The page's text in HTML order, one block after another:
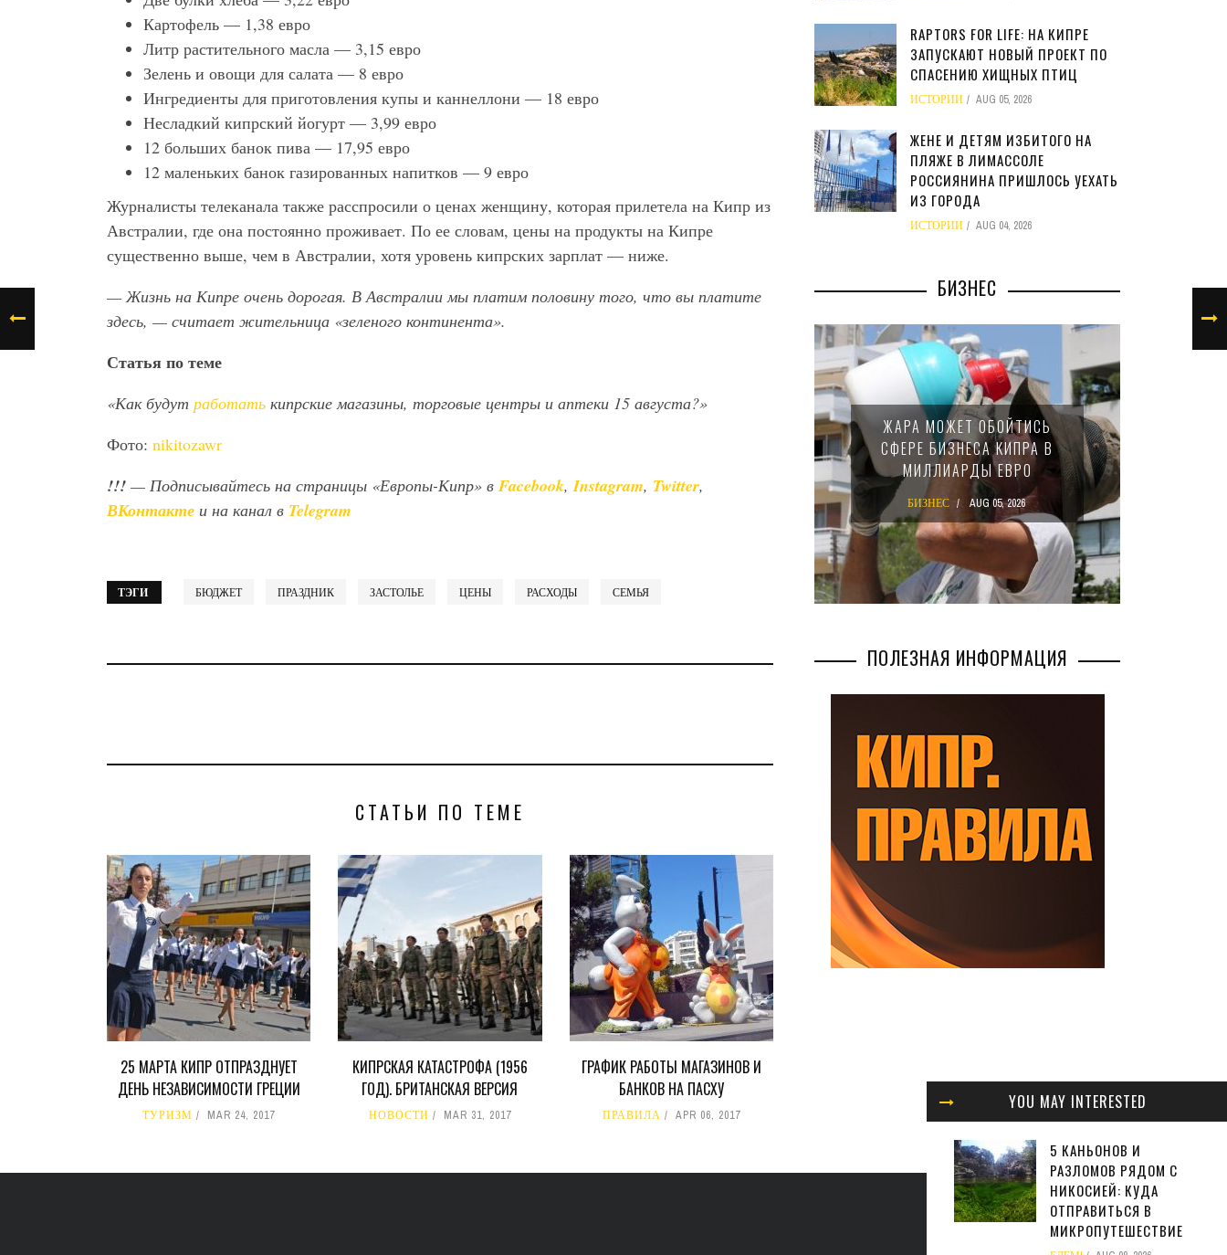
Картофель — 1,38 евро
Литр растительного масла — 3,15 евро
Зелень и овощи для салата — 8 евро
Ингредиенты для приготовления купы и каннеллони — 18 евро
Несладкий кипрский йогурт — 3,99 евро
12 больших банок пива — 17,95 евро
12 маленьких банок газированных напитков — 9 евро
Журналисты телеканала также расспросили о ценах женщину, которая прилетела на Кипр из
Австралии, где она постоянно проживает. По ее словам, цены на продукты на Кипре
существенно выше, чем в Австралии, хотя уровень кипрских зарплат — ниже.
— Жизнь на Кипре очень дорогая. В Австралии мы платим половину того, что вы платите
здесь, — считает жительница «зеленого континента».
Статья по теме
«Как будут работать кипрские магазины, торговые центры и аптеки 15 августа?»
Фото: nikitozawr
!!! — Подписывайтесь на страницы «Европы-Кипр» вFacebook,Instagram, Twitter,
ВКонтакте и на канал в Telegram
ТЭГИ БЮДЖЕТ ПРАЗДНИК ЗАСТОЛЬЕ ЦЕНЫ РАСХОДЫ СЕМЬЯ
СТАТЬИ ПО ТЕМЕ
25 МАРТА КИПР ОТПРАЗДНУЕТ
ДЕНЬ НЕЗАВИСИМОСТИ ГРЕЦИИ
ТУРИЗМ MAR 24, 2017
КИПРСКАЯ КАТАСТРОФА (1956
ГОД). БРИТАНСКАЯ ВЕРСИЯ
НОВОСТИ MAR 31, 2017
ГРАФИК РАБОТЫ МАГАЗИНОВ И
БАНКОВ НА ПАСХУ
ПРАВИЛА APR 06, 2017
YOU MAY INTERESTED
5 КАНЬОНОВ И
РАЗЛОМОВ РЯДОМ С
НИКОСИЕЙ: КУДА
ОТПРАВИТЬСЯ В
МИКРОПУТЕШЕСТВИЕ
RAPTORS FOR LIFE: НА КИПРЕ
ЗАПУСКАЮТ НОВЫЙ ПРОЕКТ ПО
СПАСЕНИЮ ХИЩНЫХ ПТИЦ
ИСТОРИИ AUG 05, 2026
ЖЕНЕ И ДЕТЯМ ИЗБИТОГО НА
ПЛЯЖЕ В ЛИМАССОЛЕ
РОССИЯНИНА ПРИШЛОСЬ УЕХАТЬ
ИЗ ГОРОДА
ИСТОРИИ AUG 04, 2026
БИЗНЕС
В 2028 ГОДУ ENI НАЧНЕТ
НА КИПРСКОМ ШЕЛЬФЕ
ЖАРА МОЖЕТ ОБОЙТИСЬ
СФЕРЕ БИЗНЕСА КИПРА В
МИЛЛИАРДЫ ЕВРО
БИЗНЕС AUG 05, 2026
ПОЛЕЗНАЯ ИНФОРМАЦИЯ